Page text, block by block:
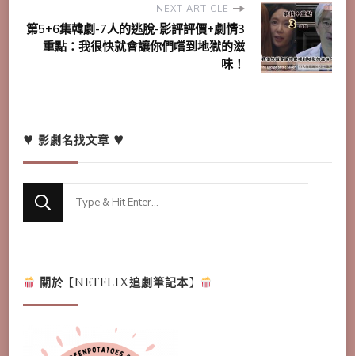
NEXT ARTICLE
第5+6集韓劇-7人的逃脫-影評評價+劇情3
重點：我很快就會讓你們嚐到地獄的滋
味！
♥ 影劇名找文章 ♥
Looking
關於【NETFLIX追劇筆記本】